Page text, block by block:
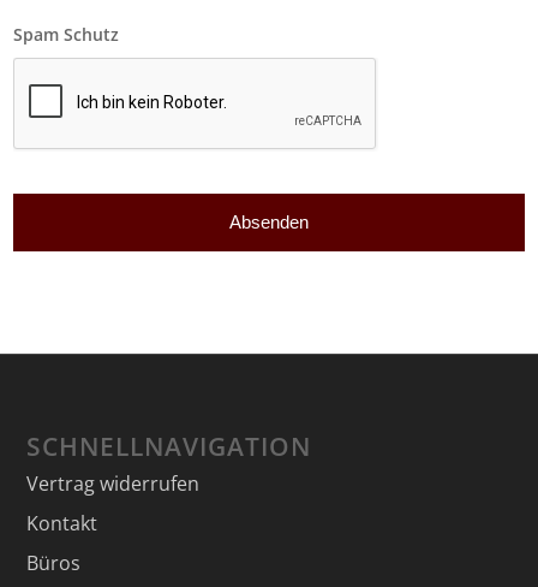
Spam Schutz
SCHNELLNAVIGATION
Vertrag widerrufen
Kontakt
Büros